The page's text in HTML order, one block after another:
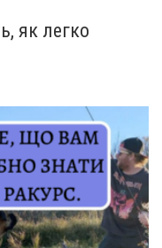
як легко